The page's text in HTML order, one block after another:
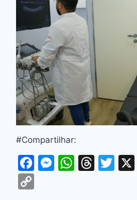
#Compartilhar:
F
M W T
T